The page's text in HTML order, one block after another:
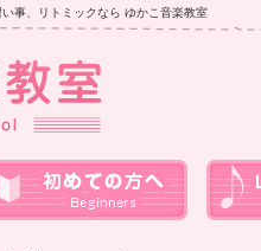
事、リトミックなら ゆかこ音楽教室